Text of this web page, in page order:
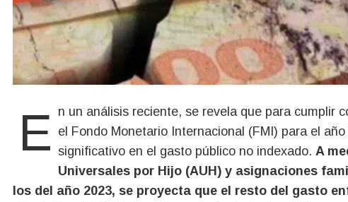
En un análisis reciente, se revela que para cumplir con la meta de superávit primario acordada con el Fondo Monetario Internacional (FMI) para el
significativo en el gasto público no indexado. A
Universales por Hijo (AUH) y asignaciones
los del año 2023, se proyecta que el resto del gasto